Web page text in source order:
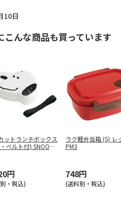
10日
こんな商品も買っています
ットランチボックス
ベルト付) SNOOPY
円
・税込)
ラク軽弁当箱 (S) レ
PM3
748円
(送料別・税込)